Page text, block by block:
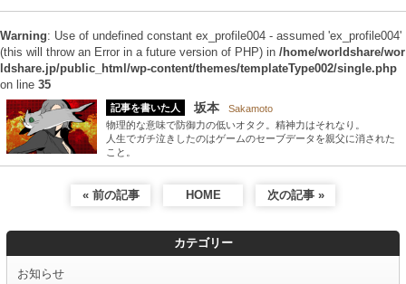
Warning: Use of undefined constant ex_profile004 - assumed 'ex_profile004'
(this will throw an Error in a future version of PHP) in /home/worldshare/wor
ldshare.jp/public_html/wp-content/themes/templateType002/single.php
on line 35
記事を書いた人 坂本
Sakamoto
物理的な意味で防御力の低いオタク。精神力はそれなり。
人生でガチ泣きしたのはゲームのセーブデータを親父に消された
こと。
« 前の記事 HOME 次の記事 »
カテゴリー
お知らせ